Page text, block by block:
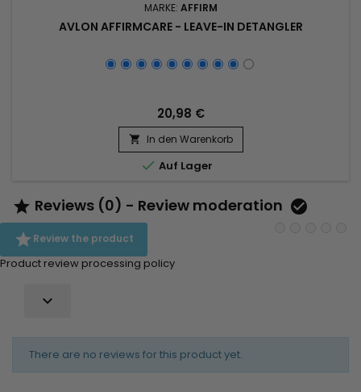
MARKE: AFFIRM
AVLON AFFIRMCARE - LEAVE-IN DETANGLER
20,98 €
 In den Warenkorb
 Auf Lager
 Reviews (0) - Review moderation 
Review the product
Product review processing policy

There are no reviews for this product yet.